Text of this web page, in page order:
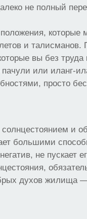
не полный
и талисманов.
вы без
или иланг-
просто
и
большими
не пускает
духов жилища